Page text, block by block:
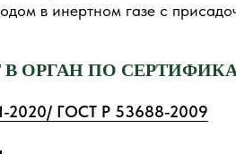
в инертном газе с
ОРГАН ПО
2020/ ГОСТ Р 53688-2009